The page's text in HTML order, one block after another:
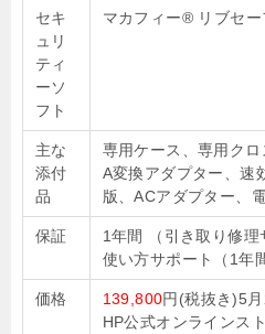
セキ
ュリ
ティ
ーソ
フト
マカフィー® リブセー
主な
添付
品
専用ケース、専用ク
A変換アダプター、速
版、ACアダプター、
保証
1年間 （引き取り修理
使い方サポート（1年
価格 139,800円(税抜き)5
HP公式オンラインス